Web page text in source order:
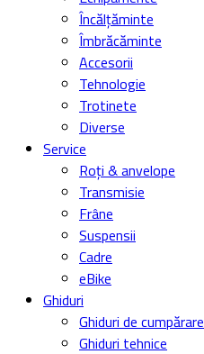
Încălțăminte
Îmbrăcăminte
Accesorii
Tehnologie
Trotinete
Diverse
Service
Roți & anvelope
Transmisie
Frâne
Suspensii
Cadre
eBike
Ghiduri
Ghiduri de cumpărare
Ghiduri tehnice